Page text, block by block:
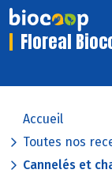
Floreal
Accueil
Toutes nos
Cannelés et